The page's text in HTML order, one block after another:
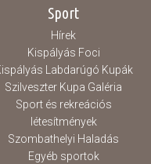
Sport
Hírek
Kispályás Foci
Labdarúgó Kupák
Szilveszter Kupa Galéria
Sport és rekreációs
létesítmények
Szombathelyi Haladás
Egyéb sportok